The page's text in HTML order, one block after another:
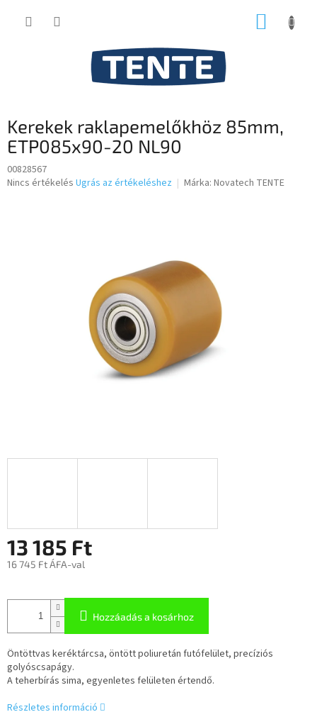
KOSÁR
Kerekek raklapemelőkhöz 85mm,
ETP085x90-20 NL90
00828567
A
Nincs értékelés Ugrás az értékeléshez Márka: Novatech TENTE
13 185 Ft
16 745 Ft ÁFA-val
Hozzáadás a kosárhoz
Öntöttvas keréktárcsa, öntött poliuretán futófelület, precíziós
golyóscsapágy.
A teherbírás sima, egyenletes felületen értendő.
Részletes információ